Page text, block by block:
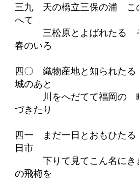
三九 天の橋立三保の浦 こ
へて
三松原とよばれたる そ
春のいろ
四〇 織物産地と知られた
城のあと
川をへだてて福岡の 町
づきたり
四一 まだ一日とおもひた
日市
下りて見てこん名にき
の飛梅を